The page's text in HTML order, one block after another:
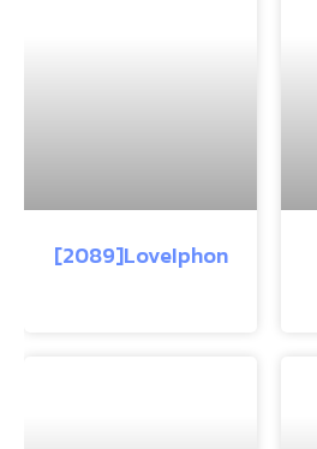
[2089]LoveIphon